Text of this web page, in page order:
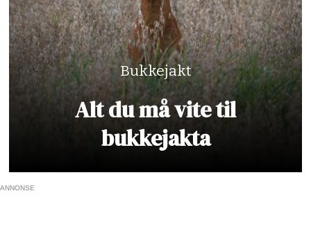
Bukkejakt
Alt du må vite til
bukkejakta
ANNONSE